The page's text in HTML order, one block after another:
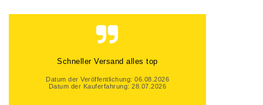
Schneller Versand alles top
Datum der Veröffentlichung: 06.08.2026
Datum der Kauferfahrung: 28.07.2026